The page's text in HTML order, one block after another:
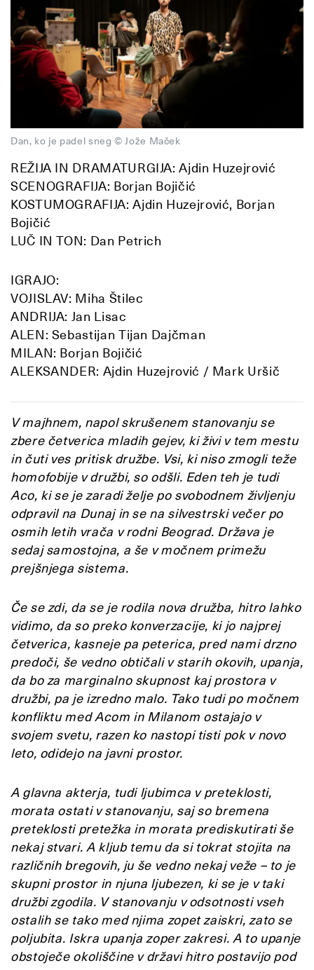
Dan, ko je padel sneg © Jože Maček
REŽIJA IN DRAMATURGIJA: Ajdin Huzejrović
SCENOGRAFIJA: Borjan Bojičić
KOSTUMOGRAFIJA: Ajdin Huzejrović, Borjan
Bojičić
LUČ IN TON: Dan Petrich
IGRAJO:
VOJISLAV: Miha Štilec
ANDRIJA: Jan Lisac
ALEN: Sebastijan Tijan Dajčman
MILAN: Borjan Bojičić
ALEKSANDER: Ajdin Huzejrović / Mark Uršič
V majhnem, napol skrušenem stanovanju se
zbere četverica mladih gejev, ki živi v tem mestu
in čuti ves pritisk družbe. Vsi, ki niso zmogli teže
homofobije v družbi, so odšli. Eden teh je tudi
Aco, ki se je zaradi želje po svobodnem življenju
odpravil na Dunaj in se na silvestrski večer po
osmih letih vrača v rodni Beograd. Država je
sedaj samostojna, a še v močnem primežu
prejšnjega sistema.
Če se zdi, da se je rodila nova družba, hitro lahko
vidimo, da so preko konverzacije, ki jo najprej
četverica, kasneje pa peterica, pred nami drzno
predoči, še vedno obtičali v starih okovih, upanja,
da bo za marginalno skupnost kaj prostora v
družbi, pa je izredno malo. Tako tudi po močnem
konfliktu med Acom in Milanom ostajajo v
svojem svetu, razen ko nastopi tisti pok v novo
leto, odidejo na javni prostor.
A glavna akterja, tudi ljubimca v preteklosti,
morata ostati v stanovanju, saj so bremena
preteklosti pretežka in morata prediskutirati še
nekaj stvari. A kljub temu da si tokrat stojita na
različnih bregovih, ju še vedno nekaj veže – to je
skupni prostor in njuna ljubezen, ki se je v taki
družbi zgodila. V stanovanju v odsotnosti vseh
ostalih se tako med njima zopet zaiskri, zato se
poljubita. Iskra upanja zoper zakresi. A to upanje
obstoječe okoliščine v državi hitro postavijo pod